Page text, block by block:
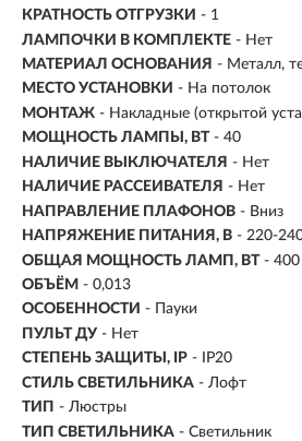
КРАТНОСТЬ ОТГРУЗКИ - 1
ЛАМПОЧКИ В КОМПЛЕКТЕ - Нет
МАТЕРИАЛ ОСНОВАНИЯ - Металл,
МЕСТО УСТАНОВКИ - На потолок
МОНТАЖ - Накладные (открытой
МОЩНОСТЬ ЛАМПЫ, ВТ - 40
НАЛИЧИЕ ВЫКЛЮЧАТЕЛЯ - Нет
НАЛИЧИЕ РАССЕИВАТЕЛЯ - Нет
НАПРАВЛЕНИЕ ПЛАФОНОВ - Вниз
НАПРЯЖЕНИЕ ПИТАНИЯ, В - 220-
ОБЩАЯ МОЩНОСТЬ ЛАМП, ВТ - 400
ОБЪЁМ - 0,013
ОСОБЕННОСТИ - Пауки
ПУЛЬТ ДУ - Нет
СТЕПЕНЬ ЗАЩИТЫ, IP - IP20
СТИЛЬ СВЕТИЛЬНИКА - Лофт
ТИП - Люстры
ТИП СВЕТИЛЬНИКА - Светильник